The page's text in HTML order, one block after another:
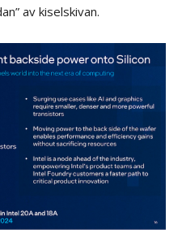
av kiselskivan.